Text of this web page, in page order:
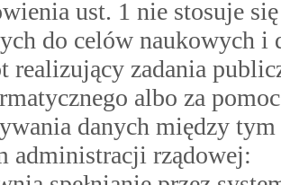
ust. 1 nie stosuje
do celów naukowych i
realizujący zadania
albo za
danych między
administracji rządowej: